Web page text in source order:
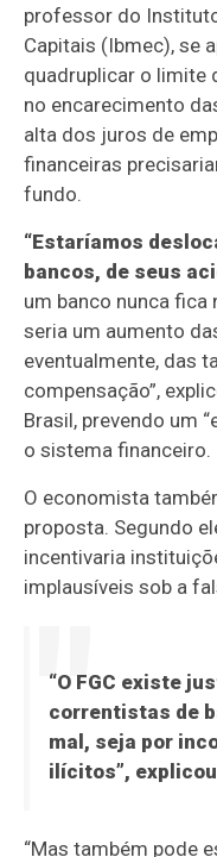
professor do
Capitais (Ibmec), se
quadruplicar o limite
no encarecimento
alta dos juros de
financeiras
fundo.
“Estaríamos
bancos, de seus
um banco nunca
seria um aumento
eventualmente, das
compensação”,
Brasil, prevendo um
o sistema financeiro.
O economista
proposta. Segundo
incentivaria
implausíveis sob a
“O FGC existe
correntistas de
mal, seja por
ilícitos”,
“Mas também pode